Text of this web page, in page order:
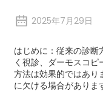
2025年7月29日
はじめに：従来の診
く視診、ダーモスコ
方法は効果的ではあり
に欠ける場合がありま